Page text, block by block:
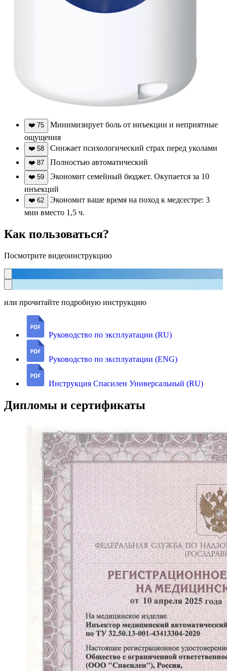
❤️ 75
Минимизирует боль от инъекции и неприятные
ощущения
❤️ 58 Снижает психологический страх перед уколами
❤️ 87 Полностью автоматический
❤️ 59
Экономит семейный бюджет. Окупается за 10
инъекций
❤️ 62
Экономит ваше время на поход к медсестре: 3
мин вместо 1,5 ч.
Как пользоваться?
Посмотрите видеоинструкцию
или прочитайте подробную инструкцию
Руководство по эксплуатации (RU)
Руководство по эксплуатации (ENG)
Инструкция Спасилен Универсальный (RU)
Дипломы и сертификаты